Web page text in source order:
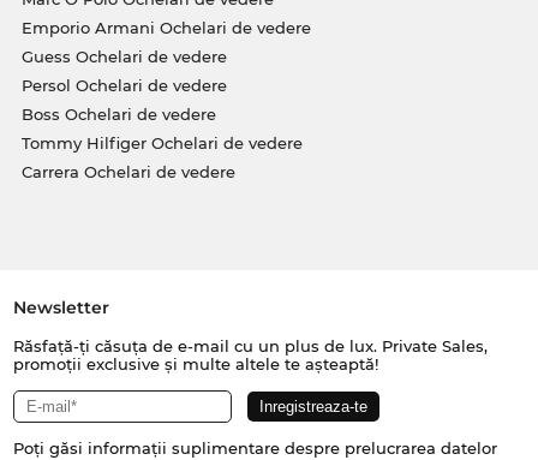
Emporio Armani Ochelari de vedere
Guess Ochelari de vedere
Persol Ochelari de vedere
Boss Ochelari de vedere
Tommy Hilfiger Ochelari de vedere
Carrera Ochelari de vedere
Newsletter
Răsfață-ți căsuța de e-mail cu un plus de lux. Private Sales,
promoții exclusive și multe altele te așteaptă!
Poți găsi informații suplimentare despre prelucrarea datelor